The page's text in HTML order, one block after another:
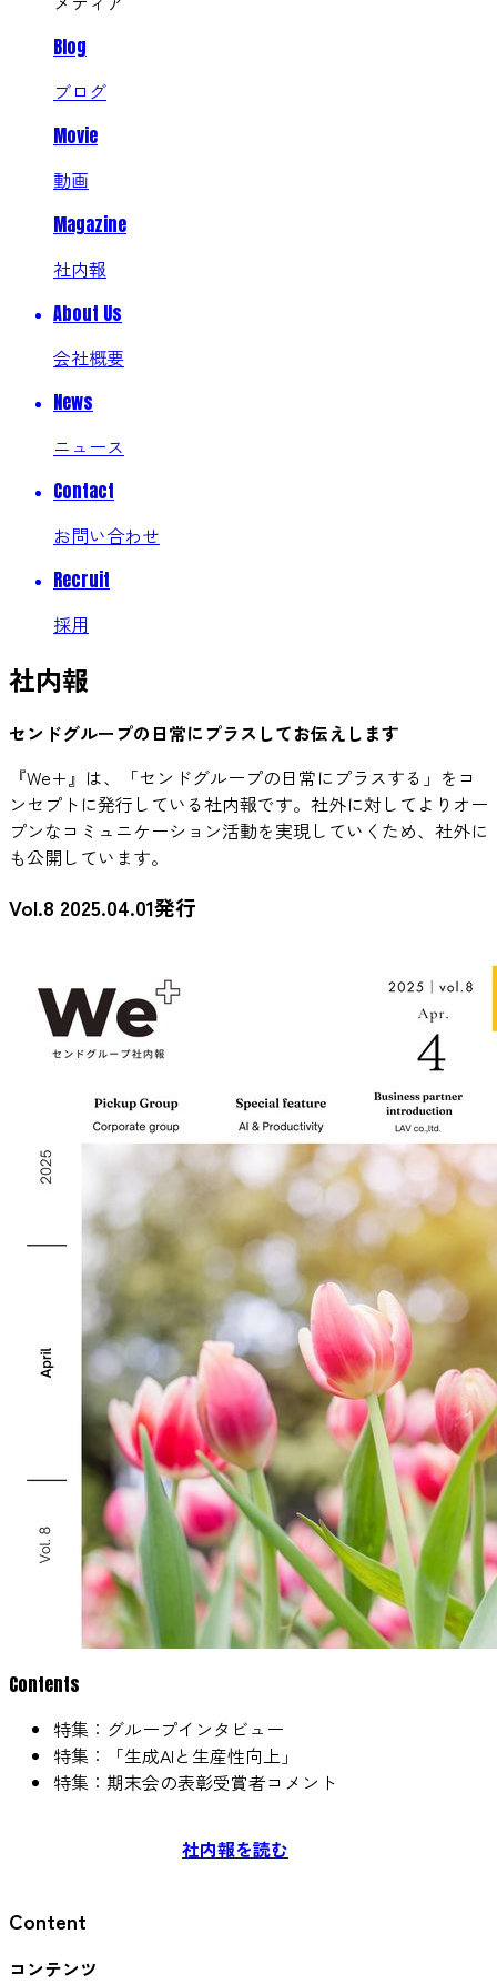
Blog
ブログ
Movie
動画
Magazine
社内報
About Us
会社概要
News
ニュース
Contact
お問い合わせ
Recruit
採用
社内報
センドグループの日常にプラスしてお伝えします
『We+』は、「センドグループの日常にプラスする」をコ
ンセプトに発行している社内報です。社外に対してよりオー
プンなコミュニケーション活動を実現していくため、社外に
も公開しています。
Vol.8 2025.04.01発行
Contents
特集：グループインタビュー
特集：「生成AIと生産性向上」
特集：期末会の表彰受賞者コメント
社内報を読む
Content
コンテンツ